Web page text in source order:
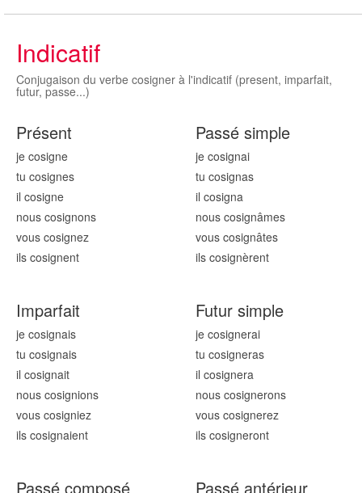
Indicatif
Conjugaison du verbe cosigner à l'indicatif (present, imparfait,
futur, passe...)
Présent
je cosigne
tu cosignes
il cosigne
nous cosignons
vous cosignez
ils cosignent
Passé simple
je cosignai
tu cosignas
il cosigna
nous cosignâmes
vous cosignâtes
ils cosignèrent
Imparfait
je cosignais
tu cosignais
il cosignait
nous cosignions
vous cosigniez
ils cosignaient
Futur simple
je cosignerai
tu cosigneras
il cosignera
nous cosignerons
vous cosignerez
ils cosigneront
Passé composé Passé antérieur